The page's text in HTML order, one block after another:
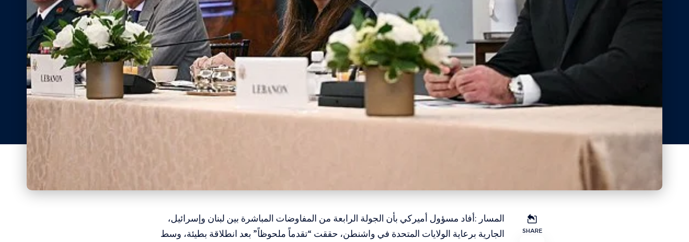
SHARE
المسار :أفاد مسؤول أميركي بأن الجولة الرابعة من المفاوضات المباشرة بين لبنان وإسرائيل،
الجارية برعاية الولايات المتحدة في واشنطن، حققت “تقدماً ملحوظاً” بعد انطلاقة بطيئة، وسط